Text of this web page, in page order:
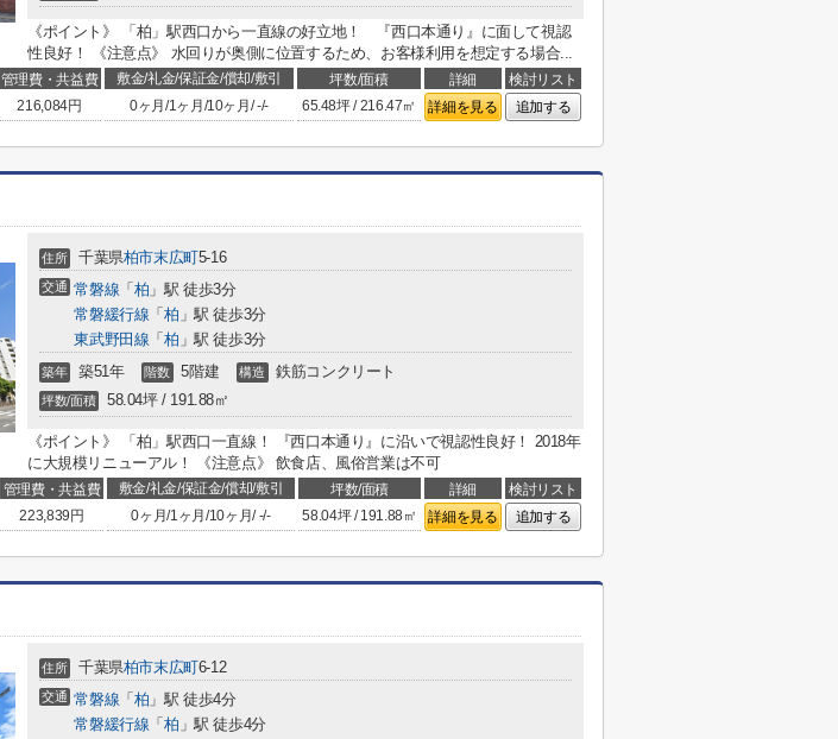
《ポイント》 「柏」駅西口から一直線の好立地！ 『西口本通り』に面して視認
性良好！ 《注意点》 水回りが奥側に位置するため、お客様利用を想定する場合...
管理費・共益費 敷金/礼金/保証金/償却/敷引 坪数/面積 詳細
検討リスト
216,084円 0ヶ月 /1ヶ月 /10ヶ月 /-/- 65.48坪 / 216.47㎡ 詳細を見る 追加する
住所 千葉県柏市末広町5-16
交通 常磐線 「 柏 」駅 徒歩3分
常磐緩行線 「 柏 」駅 徒歩3分
東武野田線 「 柏 」駅 徒歩3分
築年 築51年 階数 5階建 構造 鉄筋コンクリート
坪数/面積 58.04坪 / 191.88㎡
《ポイント》 「柏」駅西口一直線！ 『西口本通り』に沿いで視認性良好！ 2018年
に大規模リニューアル！ 《注意点》 飲食店、風俗営業は不可
管理費・共益費 敷金/礼金/保証金/償却/敷引 坪数/面積 詳細
検討リスト
223,839円 0ヶ月/1ヶ月/10ヶ月/-/- 58.04坪 / 191.88㎡ 詳細を見る 追加する
住所 千葉県柏市末広町6-12
交通 常磐線 「 柏 」駅 徒歩4分
常磐緩行線 「 柏 」駅 徒歩4分